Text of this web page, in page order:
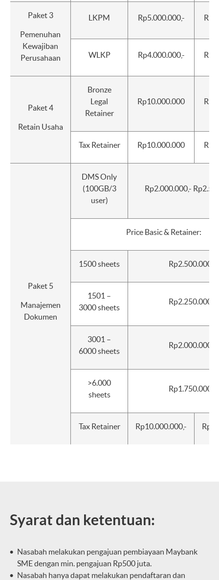
Paket 3
Pemenuhan
Kewajiban
Perusahaan
LKPM Rp5.000.000,-
WLKP Rp4.000.000,-
Paket 4
Retain Usaha
Bronze
Legal
Retainer
Rp10.000.000
Tax Retainer Rp10.000.000
Paket 5
Manajemen
Dokumen
DMS Only
(100GB/3
user)
Rp2.000.000,-
Price Basic & Retainer:
1500 sheets Rp2.500.000,-
1501 –
3000 sheets
Rp2.250.000,-
3001 –
6000 sheets
Rp2.000.000,-
>6.000
sheets
Rp1.750.000,-
Tax Retainer Rp10.000.000,-
Syarat dan ketentuan:
Nasabah melakukan pengajuan pembiayaan Maybank
SME dengan min. pengajuan Rp500 juta.
Nasabah hanya dapat melakukan pendaftaran dan